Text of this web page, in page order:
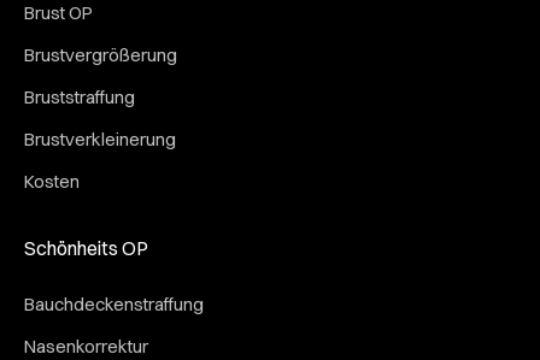
Brust OP
Brustvergrößerung
Bruststraffung
Brustverkleinerung
Kosten
Schönheits OP
Bauchdeckenstraffung
Nasenkorrektur